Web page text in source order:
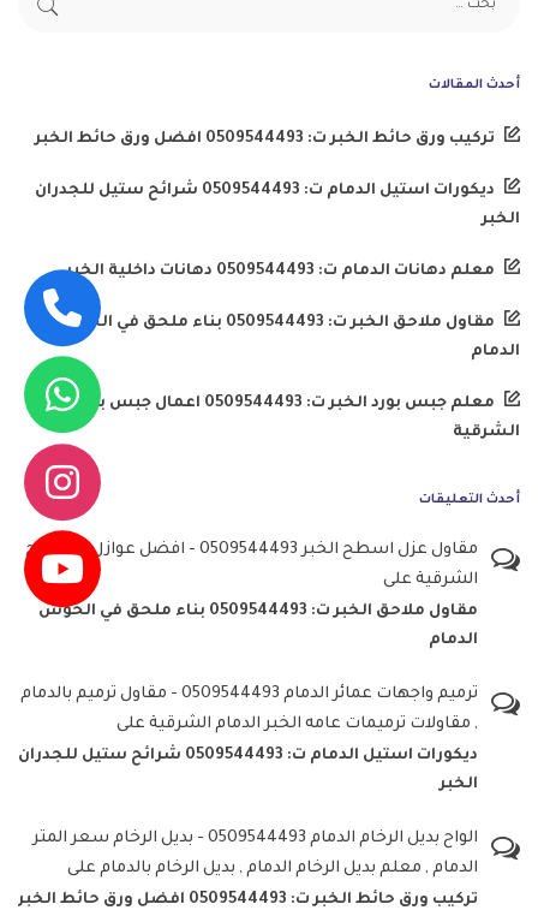
أحدث المقالات
تركيب ورق حائط الخبر ت: 0509544493 افضل ورق حائط الخبر
ديكورات استيل الدمام ت: 0509544493 شرائح ستيل للجدران
الخبر
معلم دهانات الدمام ت: 0509544493 دهانات داخلية الخبر
مقاول ملاحق الخبر ت: 0509544493 بناء ملحق في الحوش
الدمام
معلم جبس بورد الخبر ت: 0509544493 اعمال جبس بورد
الشرقية
أحدث التعليقات
مقاول عزل اسطح الخبر 0509544493 - افضل عوازل الاسطح
الشرقية على
مقاول ملاحق الخبر ت: 0509544493 بناء ملحق في الحوش
الدمام
ترميم واجهات عمائر الدمام 0509544493 - مقاول ترميم بالدمام
, مقاولات ترميمات عامه الخبر الدمام الشرقية على
ديكورات استيل الدمام ت: 0509544493 شرائح ستيل للجدران
الخبر
الواح بديل الرخام الدمام 0509544493 - بديل الرخام سعر المتر
الدمام , معلم بديل الرخام الدمام , بديل الرخام بالدمام على
تركيب ورق حائط الخبر ت: 0509544493 افضل ورق حائط الخبر